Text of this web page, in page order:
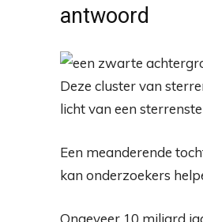
antwoord
Deze cluster van
licht van een
Een meanderende
kan onderzoekers
Ongeveer 10 miljard